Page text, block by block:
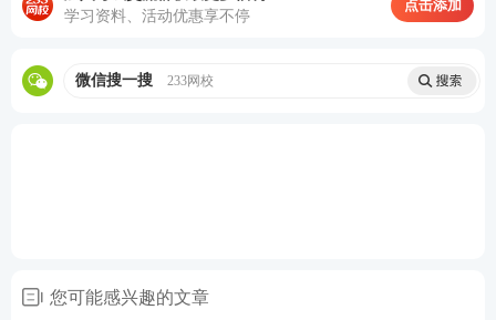
C.拌合机的粉尘严禁作为矿粉的一部分回收使用
学习资料、活动优惠享不停
点击添加
微信搜一搜 233网校
您可能感兴趣的文章